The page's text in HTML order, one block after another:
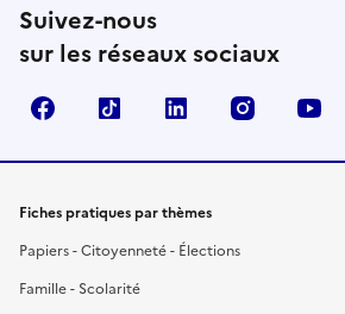
Suivez-nous
sur les réseaux sociaux
FacebookTikTok LinkedIn Instagram
Fiches pratiques par thèmes
Papiers - Citoyenneté - Élections
Famille - Scolarité